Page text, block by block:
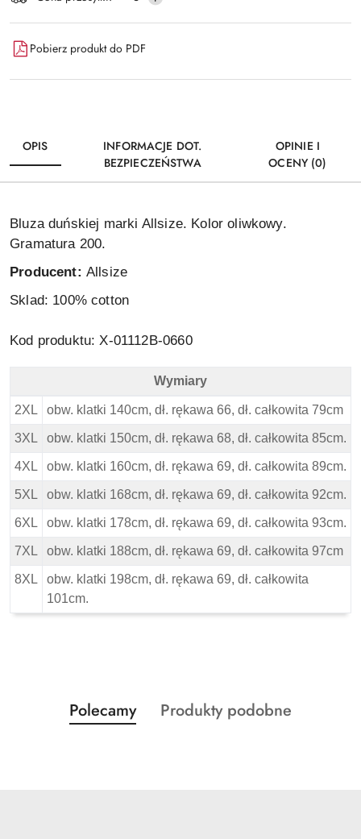
Wyślij
dostawa
Pobierz produkt do PDF
OPIS
INFORMACJE DOT.
BEZPIECZEŃSTWA
OPINIE I
OCENY (0)
Bluza duńskiej marki Allsize. Kolor oliwkowy.
Gramatura 200.
Producent: Allsize
Sklad: 100% cotton
Kod produktu: X-01112B-0660
North 56 4 Duża Bluza - Oliwka - Wymiary
Wymiary
2XL obw. klatki 140cm, dł. rękawa 66, dł. całkowita 79cm
3XL obw. klatki 150cm, dł. rękawa 68, dł. całkowita 85cm.
4XL obw. klatki 160cm, dł. rękawa 69, dł. całkowita 89cm.
5XL obw. klatki 168cm, dł. rękawa 69, dł. całkowita 92cm.
6XL obw. klatki 178cm, dł. rękawa 69, dł. całkowita 93cm.
7XL obw. klatki 188cm, dł. rękawa 69, dł. całkowita 97cm
8XL
obw. klatki 198cm, dł. rękawa 69, dł. całkowita
101cm.
Pomiń karuzelę produktów
Produkty
o
Polecamy
Produkty
Produkty podobne